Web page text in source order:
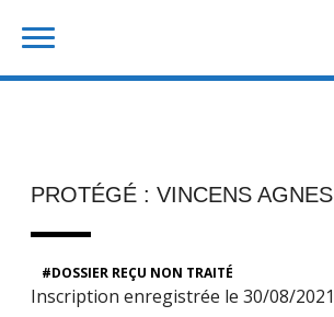
PROTÉGÉ : VINCENS AGNES
DOSSIER REÇU NON TRAITÉ
Inscription enregistrée le 30/08/2021